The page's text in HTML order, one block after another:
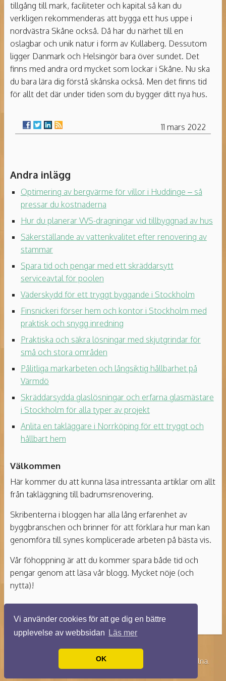
Vi använder cookies för att ge dig en bättre
upplevelse av webbsidan
Läs mer
OK
tillgång till mark, faciliteter och kapital så kan du
verkligen rekommenderas att bygga ett hus uppe i
nordvästra Skåne också. Då har du närhet till en
oslagbar och unik natur i form av Kullaberg. Dessutom
ligger Danmark och Helsingör bara över sundet. Det
finns med andra ord mycket som lockar i Skåne. Nu ska
du bara lära dig förstå skånska också. Men det finns tid
för allt det där under tiden som du bygger ditt nya hus.
11 mars 2022
Andra inlägg
Optimering av bergvärme för villor i Huddinge – så
pressar du kostnaderna
Hur du planerar VVS-dragningar vid tillbyggnad av hus
Säkerställande av vattenkvalitet efter renovering av
stammar
Spara tid och pengar med ett skräddarsytt
serviceavtal för poolen
Väderskydd för ett tryggt byggande i Stockholm
Finsnickeri förser hem och kontor i Stockholm med
praktisk och snygg inredning
Praktiska och säkra lösningar med skjutgrindar för
små och stora områden
Pålitliga markarbeten och långsiktig hållbarhet på
Värmdö
Skräddarsydda glaslösningar och erfarna glasmästare
i Stockholm för alla typer av projekt
Anlita en takläggare i Norrköping för ett tryggt och
hållbart hem
Välkommen
Här kommer du att kunna läsa intressanta artiklar om allt
från takläggning till badrumsrenovering.
Skribenterna i bloggen har alla lång erfarenhet av
byggbranschen och brinner för att förklara hur man kan
genomföra till synes komplicerade arbeten på bästa vis.
Vår föhoppning är att du kommer spara både tid och
pengar genom att läsa vår blogg. Mycket nöje (och
nytta)!
© 2026 Byggstenungsund.se. Alla rättigheter förbehållna.